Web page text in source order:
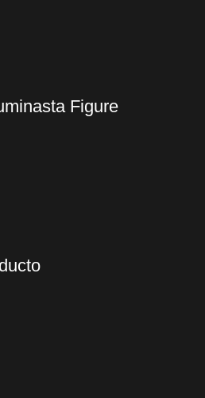
Figure